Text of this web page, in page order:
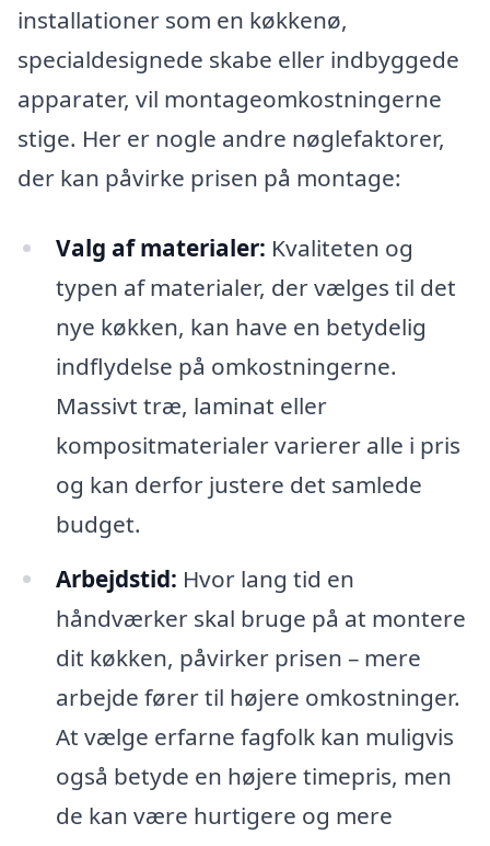
installationer som en køkkenø,
specialdesignede skabe eller indbyggede
apparater, vil montageomkostningerne
stige. Her er nogle andre nøglefaktorer,
der kan påvirke prisen på montage:
Valg af materialer: Kvaliteten og
typen af materialer, der vælges til det
nye køkken, kan have en betydelig
indflydelse på omkostningerne.
Massivt træ, laminat eller
kompositmaterialer varierer alle i pris
og kan derfor justere det samlede
budget.
Arbejdstid: Hvor lang tid en
håndværker skal bruge på at montere
dit køkken, påvirker prisen – mere
arbejde fører til højere omkostninger.
At vælge erfarne fagfolk kan muligvis
også betyde en højere timepris, men
de kan være hurtigere og mere